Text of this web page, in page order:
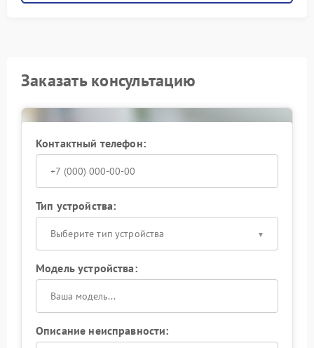
Заказать консультацию
Контактный телефон:
Тип устройства:
Выберите тип устройства
Модель устройства:
Описание неисправности: